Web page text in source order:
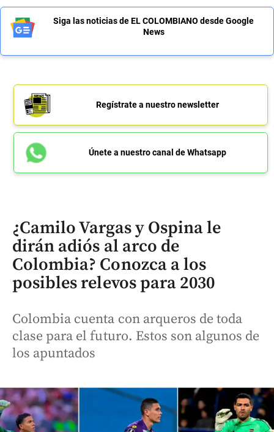
Siga las noticias de EL COLOMBIANO desde Google
News
Regístrate a nuestro newsletter
Únete a nuestro canal de Whatsapp
¿Camilo Vargas y Ospina le
dirán adiós al arco de
Colombia? Conozca a los
posibles relevos para 2030
Colombia cuenta con arqueros de toda
clase para el futuro. Estos son algunos de
los apuntados